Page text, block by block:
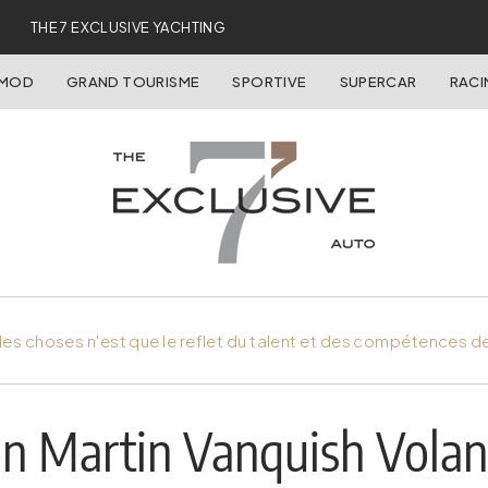
THE 7 EXCLUSIVE YACHTING
GRAND TOURISME SPORTIVE SUPERCAR
choses n'est que le reflet du talent et des compétences
Martin Vanquish